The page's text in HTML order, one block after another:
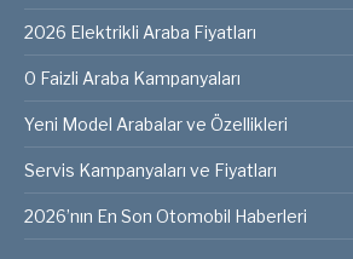
2026 Elektrikli Araba Fiyatları
0 Faizli Araba Kampanyaları
Yeni Model Arabalar ve Özellikleri
Servis Kampanyaları ve Fiyatları
2026’nın En Son Otomobil Haberleri